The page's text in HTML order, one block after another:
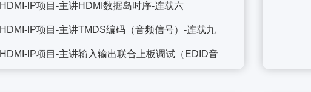
HDMI-IP项目-主讲HDMI数据岛时序-连载六
HDMI-IP项目-主讲TMDS编码（音频信号）-连载九
HDMI-IP项目-主讲输入输出联合上板调试（EDID音